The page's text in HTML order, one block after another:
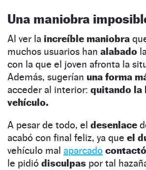
Una maniobra
Al ver la increíble maniobra
muchos usuarios han alabado la
con la que el joven afronta la
Además, sugerían una forma
acceder al interior: quitando la
vehículo.
A pesar de todo, el desenlace
acabó con final feliz, ya que el
vehículo mal aparcado contactó
le pidió disculpas por tal